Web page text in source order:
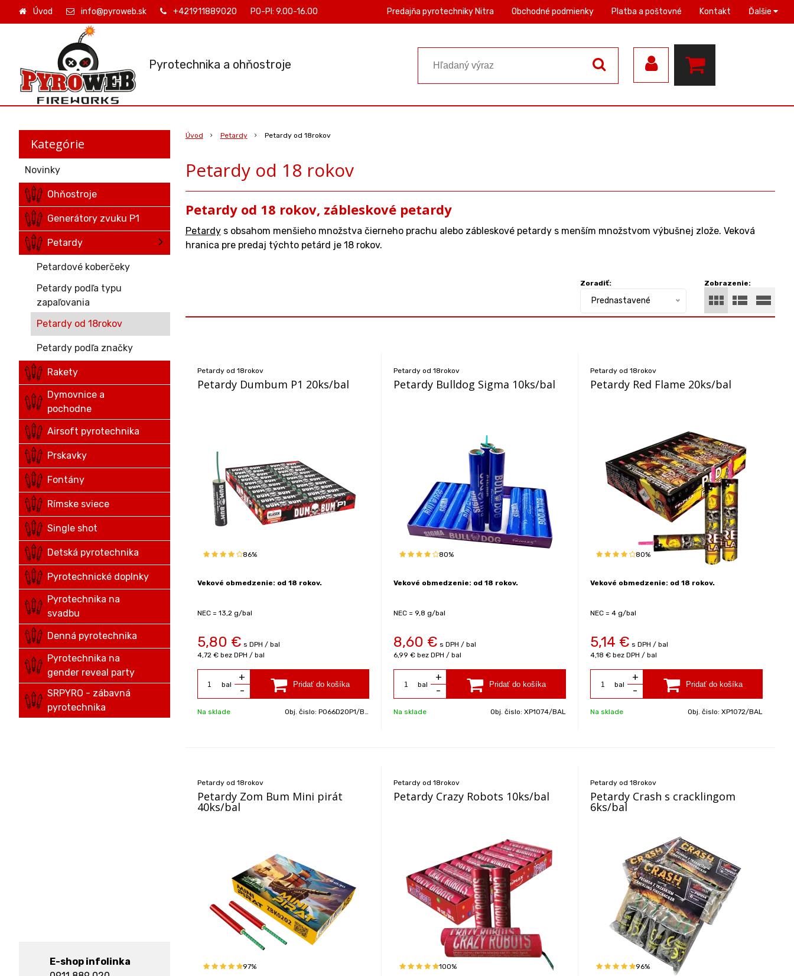
Pyrotechnika a ohňostroje
Úvod info@pyroweb.sk +421911889020 PO-PI: 9.00-16.00 Predajňa pyrotechniky Nitra Obchodné podmienky Platba a poštovné Kontakt Ďalšie
Úvod Petardy Petardy od 18rokov
Petardy od 18 rokov
Petardy od 18 rokov, zábleskové petardy
Petardys obsahom menšieho množstva čierneho prachu alebo zábleskové petardy s menším množstvom výbušnej zlože. Veková
hranica pre predaj týchto petárd je 18 rokov.
Zobrazenie:
Zoradiť:
Prednastavené
Petardy od 18rokov
Petardy Dumbum P1 20ks/bal
86%
Vekové obmedzenie: od 18 rokov.
NEC = 13,2 g/bal
5,80 € s DPH / bal
4,72 € bez DPH / bal
bal
+
-
Na sklade Obj. čislo:P066D20P1/BAL
Petardy od 18rokov
Petardy Bulldog Sigma 10ks/bal
80%
Vekové obmedzenie: od 18 rokov.
NEC = 9,8 g/bal
8,60 € s DPH / bal
6,99 € bez DPH / bal
bal
+
-
Na sklade Obj. čislo:XP1074/BAL
Petardy od 18rokov
Petardy Red Flame 20ks/bal
80%
Vekové obmedzenie: od 18 rokov.
NEC = 4 g/bal
5,14 € s DPH / bal
4,18 € bez DPH / bal
bal
+
-
Na sklade Obj. čislo: XP1072/BAL
Petardy od 18rokov
Petardy Zom Bum Mini pirát
40ks/bal
97%
Petardy od 18rokov
Petardy Crazy Robots 10ks/bal
100%
Petardy od 18rokov
Petardy Crash s cracklingom
6ks/bal
96%
Kategórie
Novinky
Ohňostroje
Generátory zvuku P1
Petardy
Petardové koberčeky
Petardy podľa typu
zapaľovania
Petardy od 18rokov
Petardy podľa značky
Rakety
Dymovnice a
pochodne
Airsoft pyrotechnika
Prskavky
Fontány
Rímske sviece
Single shot
Detská pyrotechnika
Pyrotechnické doplnky
Pyrotechnika na
svadbu
Denná pyrotechnika
Pyrotechnika na
gender reveal party
SRPYRO - zábavná
pyrotechnika
E-shop infolinka